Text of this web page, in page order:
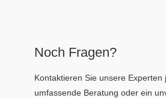
Noch Fragen?
Kontaktieren Sie unsere Experten
umfassende Beratung oder ein